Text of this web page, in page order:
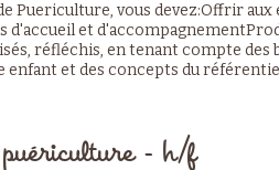
Puericulture, vous devez:Offrir aux
d'accueil et
réfléchis, en tenant compte des
enfant et des concepts du
- h/f